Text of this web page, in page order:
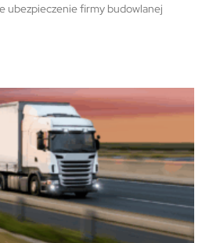
ubezpieczenie firmy budowlanej